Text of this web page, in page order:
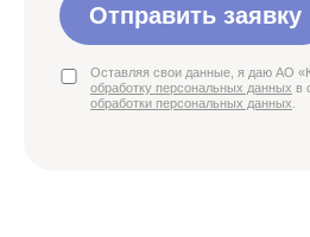
Отправить заявку
Оставляя свои данные, я даю АО
обработку персональных данных в
обработки персональных данных